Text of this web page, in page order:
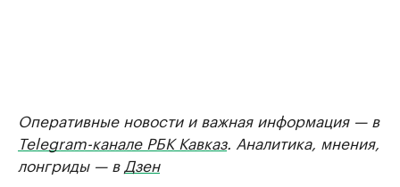
Оперативные новости и важная информация — в
Telegram-канале РБК Кавказ. Аналитика, мнения,
лонгриды — в Дзен